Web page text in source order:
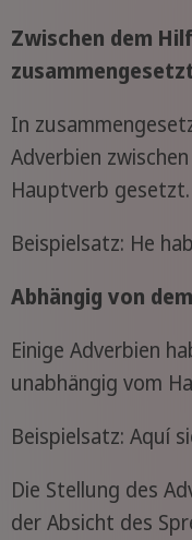
Zwischen dem
In
Adverbien
Hauptverb gesetzt.
Beispielsatz: He
Abhängig von
Einige Adverbien
unabhängig vom
Beispielsatz: Aquí
Die Stellung des
der Absicht des